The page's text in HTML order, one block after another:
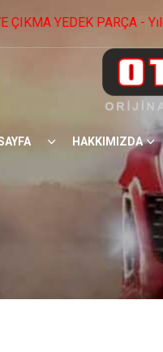
Sanayi Sitesi.
HAKKIMIZDA